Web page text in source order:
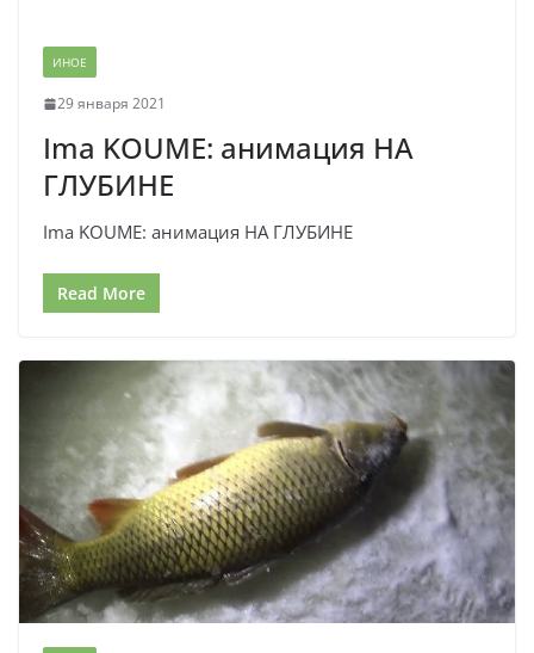
ИНОЕ
29 января 2021
Ima KOUME: анимация НА
ГЛУБИНЕ
Ima KOUME: анимация НА ГЛУБИНЕ
Read More